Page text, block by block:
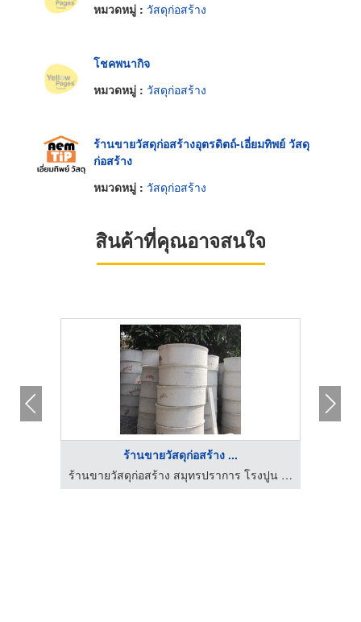
หมวดหมู่ : วัสดุก่อสร้าง
โชคพนากิจ
หมวดหมู่ : วัสดุก่อสร้าง
ร้านขายวัสดุก่อสร้างอุตรดิตถ์-เอี่ยมทิพย์ วัสดุ
ก่อสร้าง
หมวดหมู่ : วัสดุก่อสร้าง
สินค้าที่คุณอาจสนใจ
ร้านขายวัสดุก่อสร้าง ...
ร้านขายวัสดุก่อสร้าง สมุทรปราการ โรงปูน กิจเจริญ